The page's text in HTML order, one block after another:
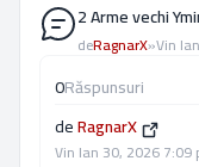
2 Arme vechi
deRagnarX»Vin
0Răspunsuri
deRagnarX
Vin Ian 30, 2026 7:09